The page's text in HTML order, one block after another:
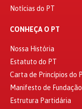
Notícias do PT
CONHEÇA O PT
Nossa História
Estatuto do PT
Carta de Princípios do
Manifesto de
Estrutura Partidária